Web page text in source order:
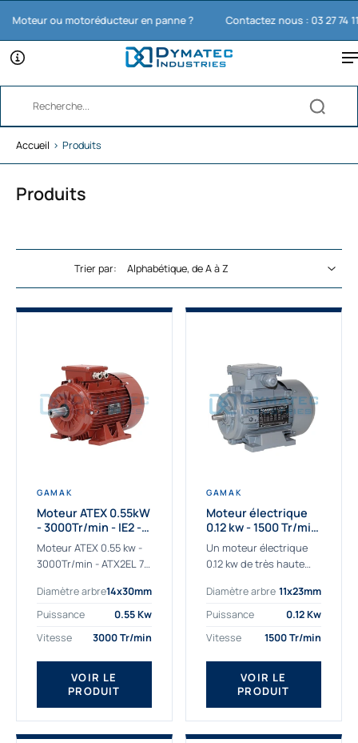
ou motoréducteur en panne ? Contactez nous : 03 27 74 11 65
Accueil › Produits
Produits
Trier par:
GAMAK
Moteur ATEX 0.55kW
- 3000Tr/min - IE2 -
Zone 2/22 -
Aluminium
Moteur ATEX 0.55 kw -
3000Tr/min - ATX2EL 71
pour les atmosphères
explosives Le moteur
Diamètre arbre14x30mm
Puissance
0.55 Kw
Vitesse
3000 Tr/min
VOIR LE
PRODUIT
GAMAK
Moteur électrique
0.12 kw - 1500 Tr/min
- 230/400V - IE2
Un moteur électrique
0.12 kw de très haute
applications les plus
sollicitées. Nous
fournissons des
moteurs électriques...
Diamètre arbre 11x23mm
Puissance
0.12 Kw
Vitesse
1500 Tr/min
VOIR LE
PRODUIT